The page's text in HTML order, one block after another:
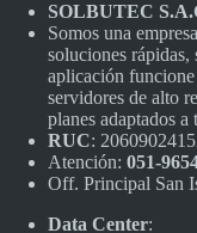
SOLBUTEC
Somos una
soluciones rápidas,
aplicación
servidores de alto
planes adaptados
RUC:
Atención: 051-
Off. Principal San
Data Center: